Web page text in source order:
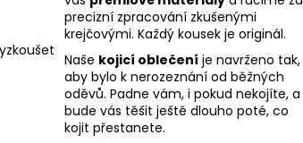
precizní zpracování zkušenými
krejčovými. Každý kousek je originál.
Naše kojicí oblečení je navrženo tak,
aby bylo k nerozeznání od běžných
oděvů. Padne vám, i pokud nekojíte, a
bude vás těšit ještě dlouho poté, co
kojit přestanete.